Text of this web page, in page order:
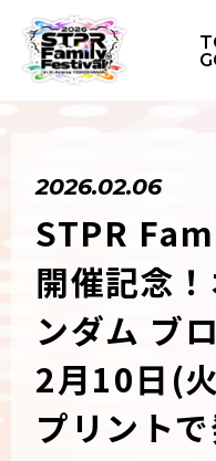
2026.02.06
STPR
開催記念
ンダム ブ
2月10日(
プリント